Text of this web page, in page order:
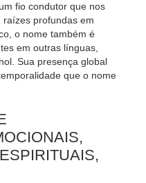
fio condutor que nos
profundas em
o nome também é
em outras línguas,
Sua presença global
que o nome